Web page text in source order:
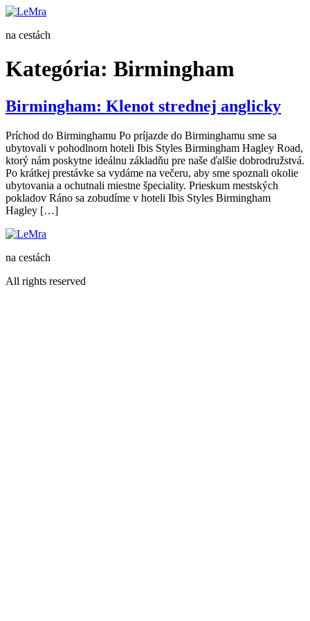
Preskočiť
obsah
na cestách
Kategória: Birmingham
Birmingham: Klenot strednej anglicky
Príchod do Birminghamu Po príjazde do Birminghamu sme sa
ubytovali v pohodlnom hoteli Ibis Styles Birmingham Hagley Road,
ktorý nám poskytne ideálnu základňu pre naše ďalšie dobrodružstvá.
Po krátkej prestávke sa vydáme na večeru, aby sme spoznali okolie
ubytovania a ochutnali miestne špeciality. Prieskum mestských
pokladov Ráno sa zobudíme v hoteli Ibis Styles Birmingham
Hagley […]
na cestách
All rights reserved